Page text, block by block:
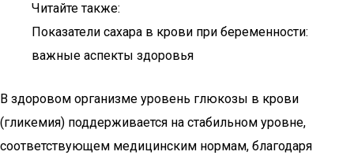
Читайте также:
Показатели сахара в крови при беременности:
важные аспекты здоровья
В здоровом организме уровень глюкозы в крови
(гликемия) поддерживается на стабильном уровне,
соответствующем медицинским нормам, благодаря